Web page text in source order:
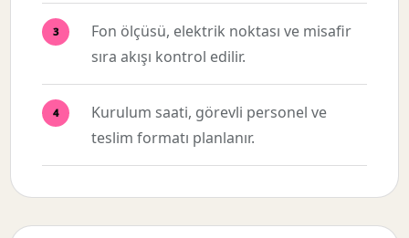
Fon ölçüsü, elektrik noktası ve misafir
sıra akışı kontrol edilir.
Kurulum saati, görevli personel ve
teslim formatı planlanır.